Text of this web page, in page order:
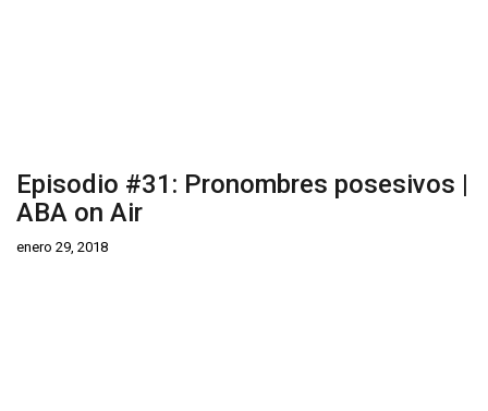
Episodio #31: Pronombres posesivos |
ABA on Air
enero 29, 2018